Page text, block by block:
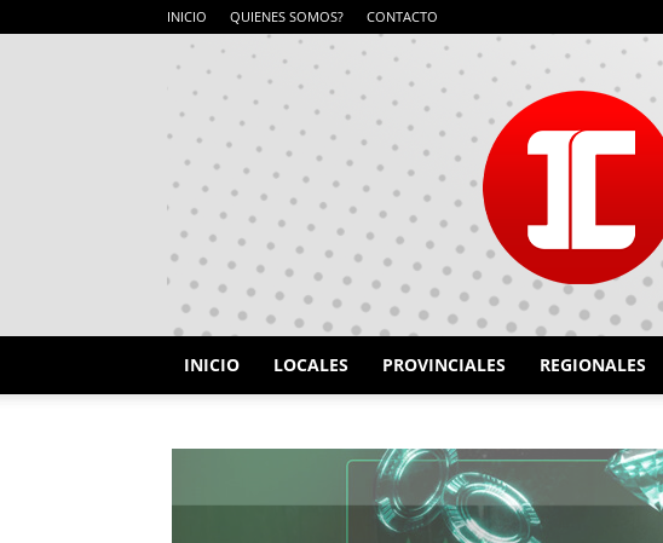
INICIO QUIENES SOMOS? CONTACTO
INICIO LOCALES PROVINCIALES REGIONALES